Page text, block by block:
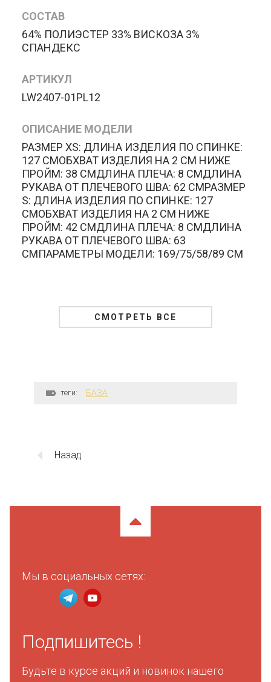
АРТИКУЛ
LW2407-01PL12
ОПИСАНИЕ МОДЕЛИ
РАЗМЕР XS: ДЛИНА ИЗДЕЛИЯ ПО СПИНКЕ:
127 СМОБХВАТ ИЗДЕЛИЯ НА 2 СМ НИЖЕ
ПРОЙМ: 38 СМДЛИНА ПЛЕЧА: 8 СМДЛИНА
РУКАВА ОТ ПЛЕЧЕВОГО ШВА: 62 СМРАЗМЕР
S: ДЛИНА ИЗДЕЛИЯ ПО СПИНКЕ: 127
СМОБХВАТ ИЗДЕЛИЯ НА 2 СМ НИЖЕ
ПРОЙМ: 42 СМДЛИНА ПЛЕЧА: 8 СМДЛИНА
РУКАВА ОТ ПЛЕЧЕВОГО ШВА: 63
СМПАРАМЕТРЫ МОДЕЛИ: 169/75/58/89 СМ
СОСТАВ
64% ПОЛИЭСТЕР 33% ВИСКОЗА 3%
СПАНДЕКС
СМОТРЕТЬ ВСЕ
теги: БАЗА
Назад
Подпишитесь !
Будьте в курсе акций и новинок нашего
Мы в социальных сетях: